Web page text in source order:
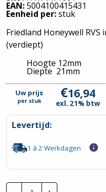
EAN:5004100415431
Eenheid per:stuk
Friedland Honeywell
(verdiept)
Hoogte 12mm
Diepte 21mm
Uw prijs
per stuk €16,94
exl. 21% btw
Levertijd:
1 á 2 Werkdagen
Friedland